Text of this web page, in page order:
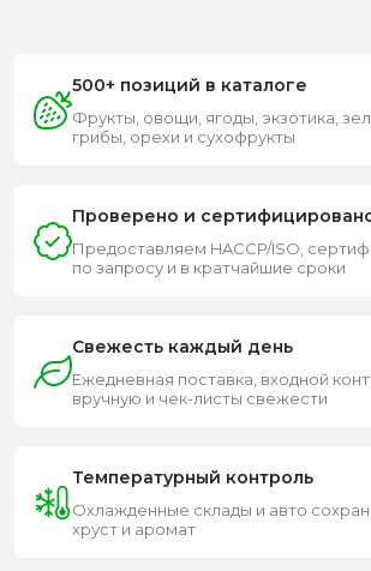
500+ позиций в каталоге
Фрукты, овощи, ягоды, экзотика,
грибы, орехи и сухофрукты
Проверено и
Предоставляем HACCP/ISO,
по запросу и в кратчайшие сроки
Свежесть каждый день
Ежедневная поставка, входной
вручную и чек-листы свежести
Температурный контроль
Охлажденные склады и авто
хруст и аромат